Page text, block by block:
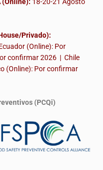
Privado):
(Online): Por
confirmar 2026 | Chile
(Online): Por confirmar
(PCQi)